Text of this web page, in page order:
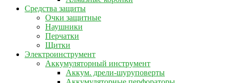
Средства защиты
Очки защитные
Наушники
Перчатки
Щитки
Электроинструмент
Аккумуляторный инструмент
Аккум. дрели-шуруповерты